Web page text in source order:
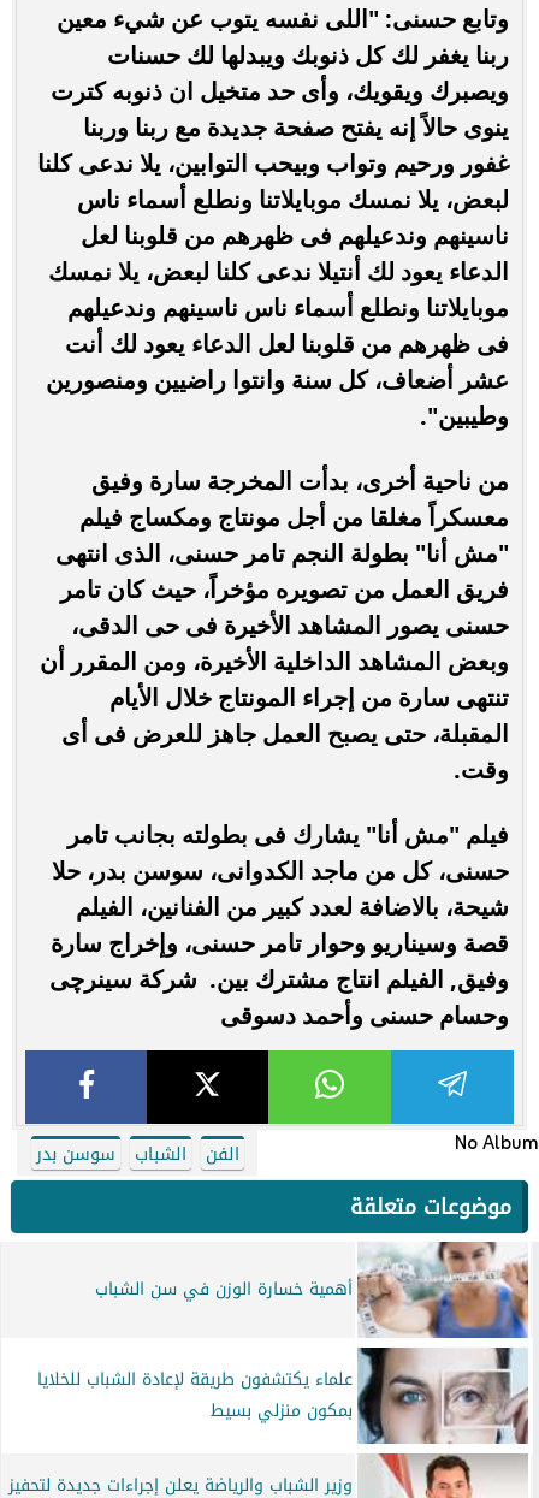
وتابع حسنى: "اللى نفسه يتوب عن شيء معين
ربنا يغفر لك كل ذنوبك ويبدلها لك حسنات
ويصبرك ويقويك، وأى حد متخيل ان ذنوبه كترت
ينوى حالاً إنه يفتح صفحة جديدة مع ربنا وربنا
غفور ورحيم وتواب وبيحب التوابين، يلا ندعى كلنا
لبعض، يلا نمسك موبايلاتنا ونطلع أسماء ناس
ناسينهم وندعيلهم فى ظهرهم من قلوبنا لعل
الدعاء يعود لك أنتيلا ندعى كلنا لبعض، يلا نمسك
موبايلاتنا ونطلع أسماء ناس ناسينهم وندعيلهم
فى ظهرهم من قلوبنا لعل الدعاء يعود لك أنت
عشر أضعاف، كل سنة وانتوا راضيين ومنصورين
وطيبين".
من ناحية أخرى، بدأت المخرجة سارة وفيق
معسكراً مغلقا من أجل مونتاج ومكساج فيلم
"مش أنا" بطولة النجم تامر حسنى، الذى انتهى
فريق العمل من تصويره مؤخراً، حيث كان تامر
حسنى يصور المشاهد الأخيرة فى حى الدقى،
وبعض المشاهد الداخلية الأخيرة، ومن المقرر أن
تنتهى سارة من إجراء المونتاج خلال الأيام
المقبلة، حتى يصبح العمل جاهز للعرض فى أى
وقت.
فيلم "مش أنا" يشارك فى بطولته بجانب تامر
حسنى، كل من ماجد الكدوانى، سوسن بدر، حلا
شيحة، بالاضافة لعدد كبير من الفنانين، الفيلم
قصة وسيناريو وحوار تامر حسنى، وإخراج سارة
وفيق, الفيلم انتاج مشترك بين. شركة سينرچى
وحسام حسنى وأحمد دسوقى
No Album الفن الشباب سوسن بدر
موضوعات متعلقة
أهمية خسارة الوزن في سن الشباب
علماء يكتشفون طريقة لإعادة الشباب للخلايا
بمكون منزلي بسيط
وزير الشباب والرياضة يعلن إجراءات جديدة لتحفيز